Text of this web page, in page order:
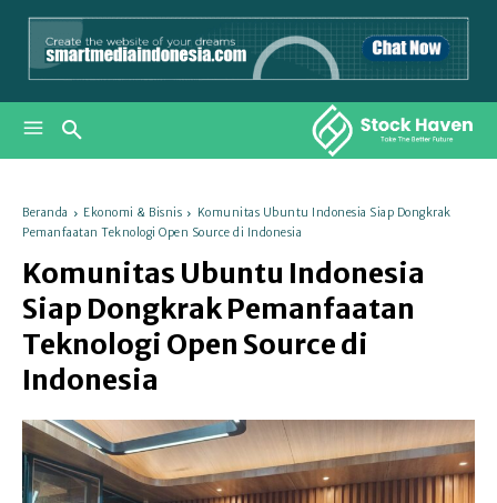
Beranda Ekonomi & Bisnis
Komunitas Ubuntu Indonesia Siap Dongkrak
Pemanfaatan Teknologi Open Source di Indonesia
Komunitas Ubuntu Indonesia
Siap Dongkrak Pemanfaatan
Teknologi Open Source di
Indonesia